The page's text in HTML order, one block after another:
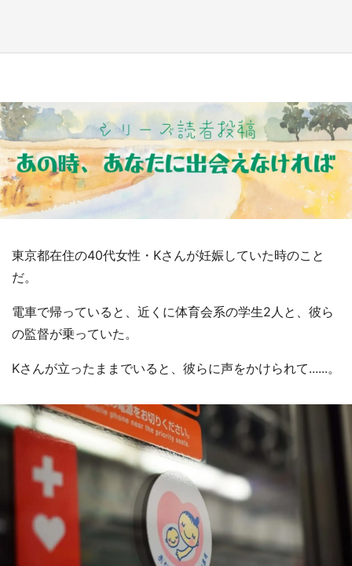
東京都在住の40代女性・Kさんが妊娠していた時のこと
だ。
電車で帰っていると、近くに体育会系の学生2人と、彼ら
の監督が乗っていた。
Kさんが立ったままでいると、彼らに声をかけられて......。